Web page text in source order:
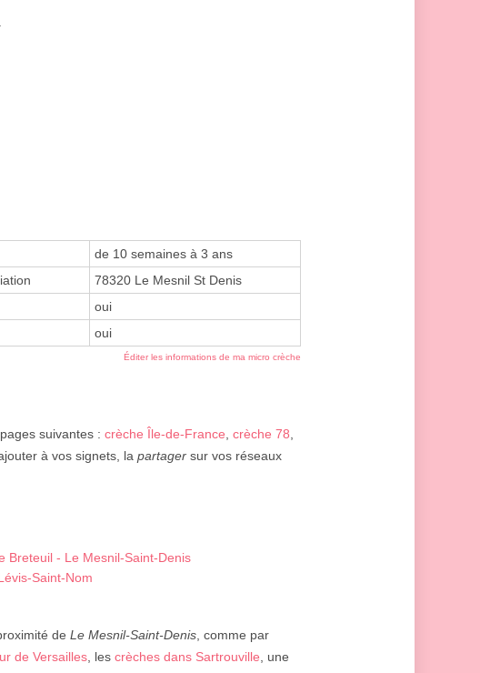
de 10 semaines à 3 ans
78320 Le Mesnil St Denis
oui
oui
Éditer les informations de ma micro crèche
suivantes : crèche Île-de-France, crèche 78,
à vos signets, la partager sur vos réseaux
Breteuil - Le Mesnil-Saint-Denis
Saint-Nom
de Le Mesnil-Saint-Denis, comme par
de Versailles, les crèches dans Sartrouville, une